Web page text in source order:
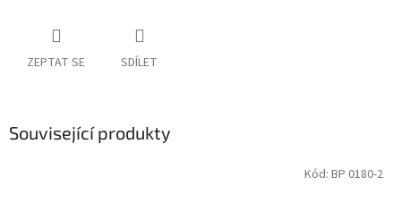
ZEPTAT SE SDÍLET
Související produkty
Kód: BP 0180-2